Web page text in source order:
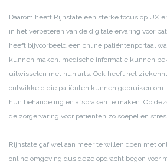
Daarom heeft Rijnstate een sterke focus op UX
in het verbeteren van de digitale ervaring voor
heeft bijvoorbeeld een online patiëntenportaal
kunnen maken, medische informatie kunnen
uitwisselen met hun arts. Ook heeft het
ontwikkeld die patiënten kunnen gebruiken om
hun behandeling en afspraken te maken. Op
de zorgervaring voor patiënten zo soepel en
Rijnstate gaf wel aan meer te willen doen met
online omgeving dus deze opdracht begon voor